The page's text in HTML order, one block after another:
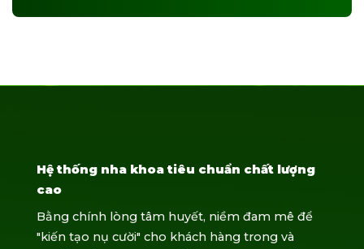
Hệ thống nha khoa tiêu chuẩn chất lượng
cao
Bằng chính lòng tâm huyết, niềm đam mê để
"kiến tạo nụ cười" cho khách hàng trong và